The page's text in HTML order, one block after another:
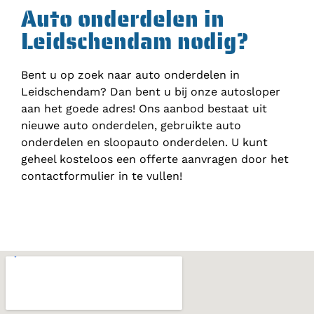
Auto onderdelen in
Leidschendam nodig?
Bent u op zoek naar auto onderdelen in
Leidschendam? Dan bent u bij onze autosloper
aan het goede adres! Ons aanbod bestaat uit
nieuwe auto onderdelen, gebruikte auto
onderdelen en sloopauto onderdelen. U kunt
geheel kosteloos een offerte aanvragen door het
contactformulier in te vullen!